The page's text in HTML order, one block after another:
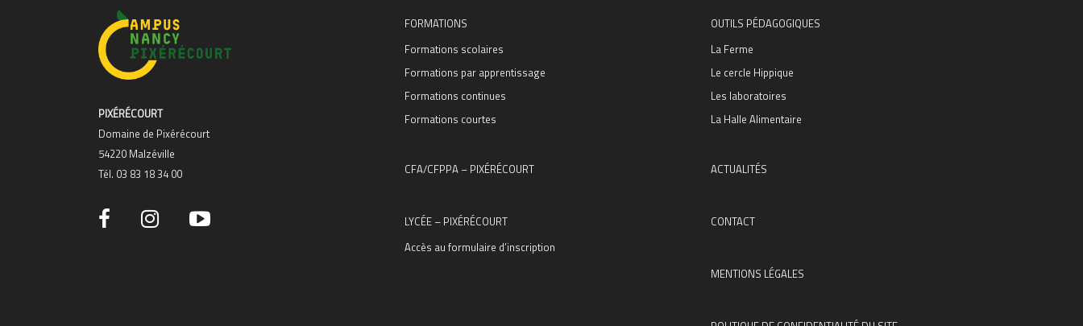
PIXÉRÉCOURT
Domaine de Pixérécourt
54220 Malzéville
Tél. 03 83 18 34 00
FORMATIONS
Formations scolaires
Formations par apprentissage
Formations continues
Formations courtes
CFA/CFPPA – PIXÉRÉCOURT
LYCÉE – PIXÉRÉCOURT
Accès au formulaire d’inscription
OUTILS PÉDAGOGIQUES
La Ferme
Le cercle Hippique
Les laboratoires
La Halle Alimentaire
ACTUALITÉS
CONTACT
MENTIONS LÉGALES